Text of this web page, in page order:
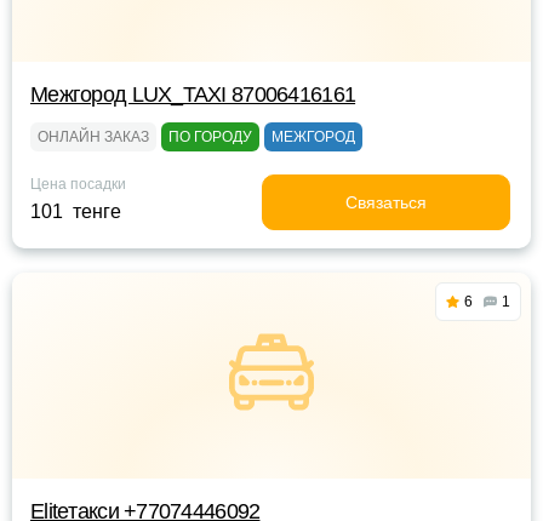
Межгород LUX_TAXI 87006416161
ОНЛАЙН ЗАКАЗ ПО ГОРОДУ МЕЖГОРОД
Цена посадки
101 тенге Связаться
6 1
Eliteтакси +77074446092